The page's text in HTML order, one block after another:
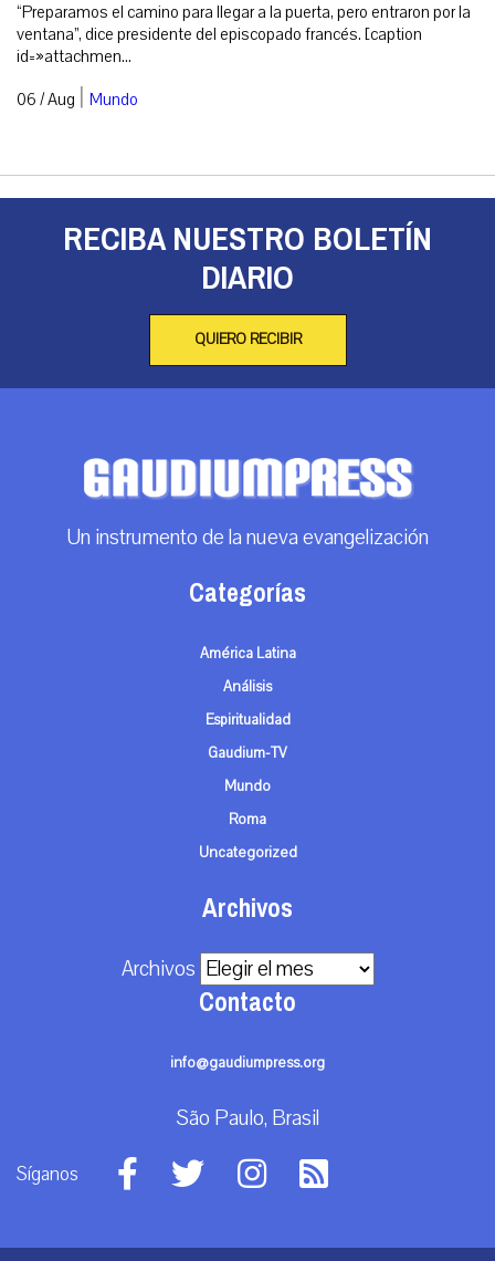
“Preparamos el camino para llegar a la puerta, pero entraron por la
ventana”, dice presidente del episcopado francés. [caption
id=»attachmen...
06 / Aug | Mundo
RECIBA NUESTRO BOLETÍN
DIARIO
QUIERO RECIBIR
Un instrumento de la nueva evangelización
Categorías
América Latina
Análisis
Espiritualidad
Gaudium-TV
Mundo
Roma
Uncategorized
Archivos
Archivos
Contacto
info@gaudiumpress.org
São Paulo, Brasil
Síganos